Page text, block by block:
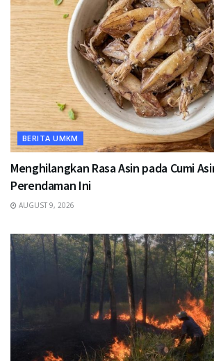
BERITA UMKM
Menghilangkan Rasa Asin pada Cumi
Perendaman Ini
AUGUST 9, 2026